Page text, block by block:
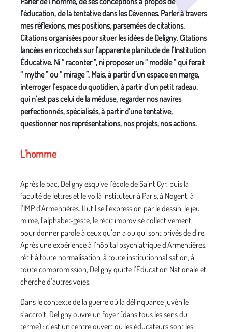
l’éducation, de la tentative dans les Cévennes. Parler à travers
mes réflexions, mes positions, parsemées de citations.
Citations organisées pour situer les idées de Deligny. Citations
lancées en ricochets sur l’apparente planitude de l’Institution
Éducative. Ni “ raconter ”, ni proposer un “ modèle ” qui ferait
“ mythe ” ou “ mirage ”. Mais, à partir d’un espace en marge,
interroger l’espace du quotidien, à partir d’un petit radeau,
qui n’est pas celui de la méduse, regarder nos navires
perfectionnés, spécialisés, à partir d’une tentative,
questionner nos représentations, nos projets, nos actions.
L’homme
Après le bac, Deligny esquive l’école de Saint Cyr, puis la
faculté de lettres et le voilà instituteur à Paris, à Nogent, à
l’IMP d’Armentières. Il utilise l’expression par le dessin, le jeu
mimé, l’alphabet-geste, le récit improvisé collectivement,
pour donner parole à ceux qu’on a ou qui sont privés de dire.
Après une expérience à l’hôpital psychiatrique d’Armentières,
rétif à toute normalisation, à toute institutionnalisation, à
toute compromission, Deligny quitte l’Éducation Nationale et
cherche d’autres voies.
Dans le contexte de la guerre où la délinquance juvénile
s’accroît, Deligny ouvre un foyer (dans tous les sens du
terme) : c’est un centre ouvert où les éducateurs sont les